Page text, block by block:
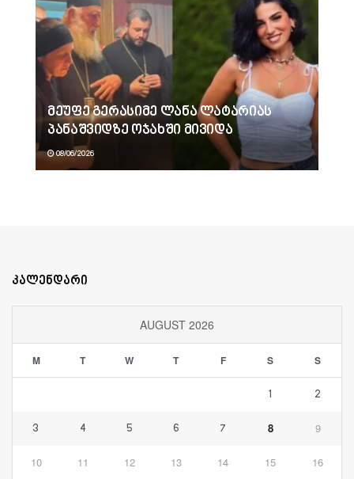
მეუფე გერასიმე ლანა ლატარიას
პანაშვიდზე ოჯახში მივიდა
08/06/2026
კალენდარი
AUGUST 2026
M T W T F S S
1 2
3 4 5 6 7 8 9
10 11 12 13 14 15 16